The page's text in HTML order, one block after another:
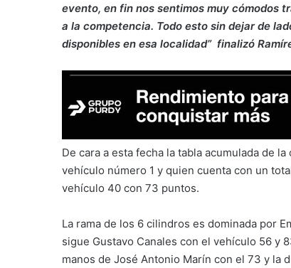
evento, en fin nos sentimos muy cómodos
a la competencia. Todo esto sin dejar de
disponibles en esa localidad” finalizó
De cara a esta fecha la tabla acumulada de
vehículo número 1 y quien cuenta con un
vehículo 40 con 73 puntos.
La rama de los 6 cilindros es dominada por
sigue Gustavo Canales con el vehículo 56 y
manos de José Antonio Marín con el 73 y la